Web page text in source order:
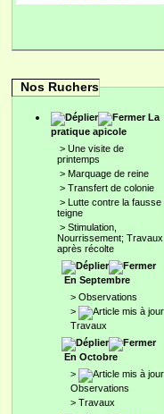
Nos Ruchers
La
pratique apicole
> Une visite de
printemps
> Marquage de reine
> Transfert de colonie
> Lutte contre la fausse
teigne
> Stimulation,
Nourrissement; Travaux
après récolte
En Septembre
> Observations
>
Travaux
En Octobre
>
Observations
> Travaux